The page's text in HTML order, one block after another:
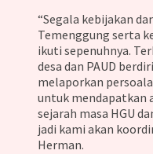
“Segala kebijakan
Temenggung serta
ikuti sepenuhnya.
desa dan PAUD
melaporkan
untuk mendapatkan
sejarah masa HGU
jadi kami akan
Herman.